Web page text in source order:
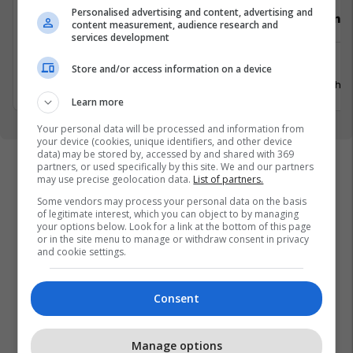
Video Editor (3 pozita)
Prishtinë
Punëtor në
20 Gusht
Personalised advertising and content, advertising and
content measurement, audience research and
services development
Store and/or access information on a device
Learn more
Your personal data will be processed and information from
your device (cookies, unique identifiers, and other device
data) may be stored by, accessed by and shared with 369
partners, or used specifically by this site. We and our partners
may use precise geolocation data. List of partners.
Some vendors may process your personal data on the basis
of legitimate interest, which you can object to by managing
your options below. Look for a link at the bottom of this page
or in the site menu to manage or withdraw consent in privacy
and cookie settings.
Consent
Manage options